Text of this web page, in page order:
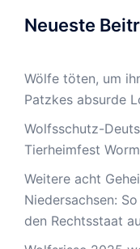
Neueste
Wölfe töten, um
Patzkes absurde
Wolfsschutz-
Tierheimfest
Weitere acht
Niedersachsen:
den Rechtsstaat